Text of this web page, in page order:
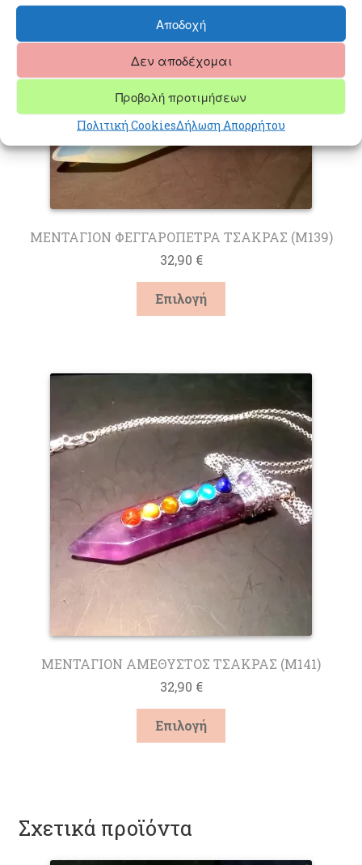
Αποδοχή
Δεν αποδέχομαι
Προβολή προτιμήσεων
Πολιτική CookiesΔήλωση Απορρήτου
ΜΕΝΤΑΓΙΟΝ ΦΕΓΓΑΡΟΠΕΤΡΑ ΤΣΑΚΡΑΣ (M139)
32,90 €
Επιλογή
παραλλαγές.
επιλογές
να
επιλεγούν
στη
σελίδα
του
προϊόντος
ΜΕΝΤΑΓΙΟΝ ΑΜΕΘΥΣΤΟΣ ΤΣΑΚΡΑΣ (M141)
32,90 €
Επιλογή
μπορούν
Σχετικά προϊόντα